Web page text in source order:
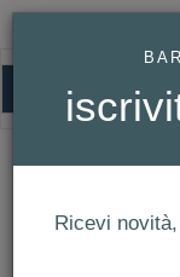
Ricevi